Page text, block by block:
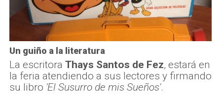
Un guiño a la literatura
La escritora Thays Santos de Fez, estará en
la feria atendiendo a sus lectores y firmando
su libro 'El Susurro de mis Sueños'.